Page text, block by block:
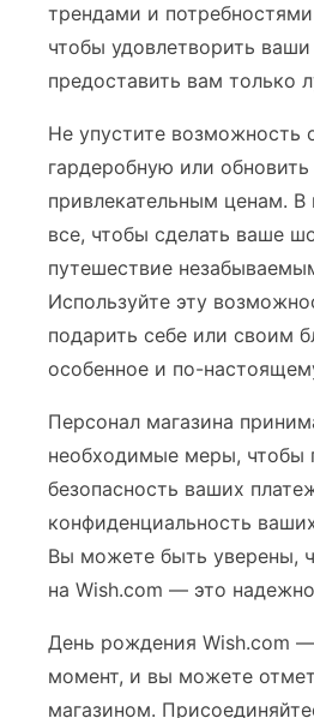
трендами и
чтобы удовлетворить
предоставить вам только
Не упустите возможность
гардеробную или обновить
привлекательным ценам. В
все, чтобы сделать ваше
путешествие
Используйте эту
подарить себе или своим
особенное и по-
Персонал магазина
необходимые меры, чтобы
безопасность ваших
конфиденциальность
Вы можете быть уверены,
на Wish.com — это
День рождения Wish.com
момент, и вы можете
магазином.